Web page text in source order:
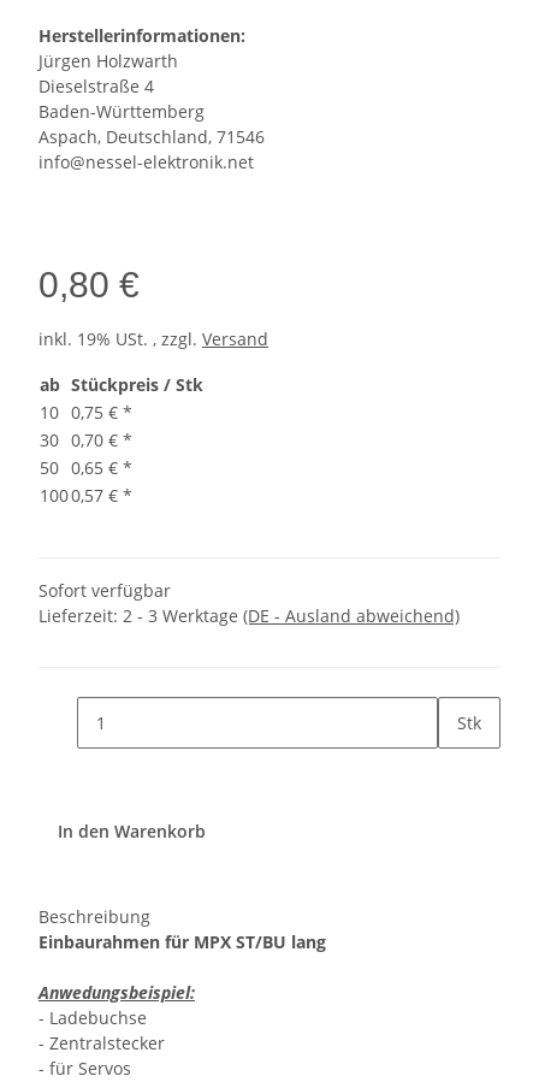
Herstellerinformationen:
Jürgen Holzwarth
Dieselstraße 4
Baden-Württemberg
Aspach, Deutschland, 71546
info@nessel-elektronik.net
0,80 €
inkl. 19% USt. , zzgl. Versand
ab Stückpreis / Stk
10 0,75 € *
30 0,70 € *
50 0,65 € *
1000,57 € *
Sofort verfügbar
Lieferzeit: 2 - 3 Werktage (DE - Ausland abweichend)
Stk
In den Warenkorb
Beschreibung
Einbaurahmen für MPX ST/BU lang
Anwedungsbeispiel:
- Ladebuchse
- Zentralstecker
- für Servos